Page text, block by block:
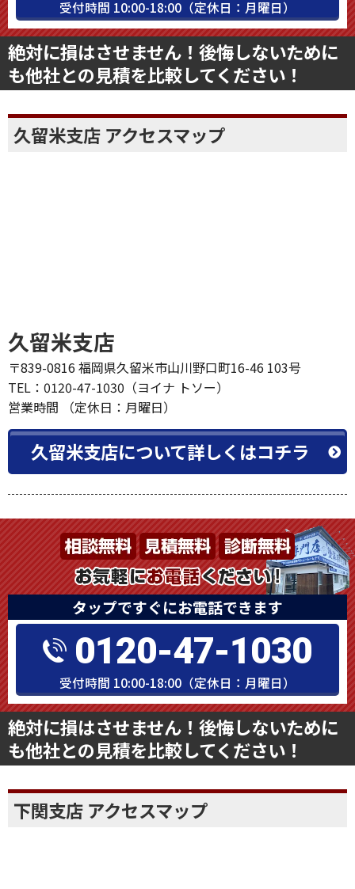
受付時間 10:00-18:00（定休日：月曜日）
絶対に損はさせません！後悔しないために
も他社との見積を比較してください！
久留米支店 アクセスマップ
久留米支店
〒839-0816 福岡県久留米市山川野口町16-46 103号
TEL：0120-47-1030（ヨイナ トソー）
営業時間 （定休日：月曜日）
久留米支店について詳しくはコチラ
タップですぐにお電話できます
0120-47-1030
受付時間 10:00-18:00（定休日：月曜日）
絶対に損はさせません！後悔しないために
も他社との見積を比較してください！
下関支店 アクセスマップ